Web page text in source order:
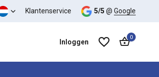
Klantenservice 5/5 @ Google
Inloggen
0